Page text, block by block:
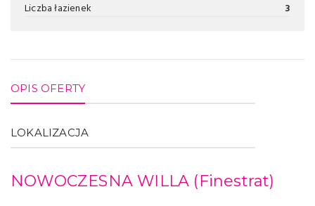
Liczba łazienek
3
OPIS OFERTY
LOKALIZACJA
NOWOCZESNA WILLA (Finestrat)